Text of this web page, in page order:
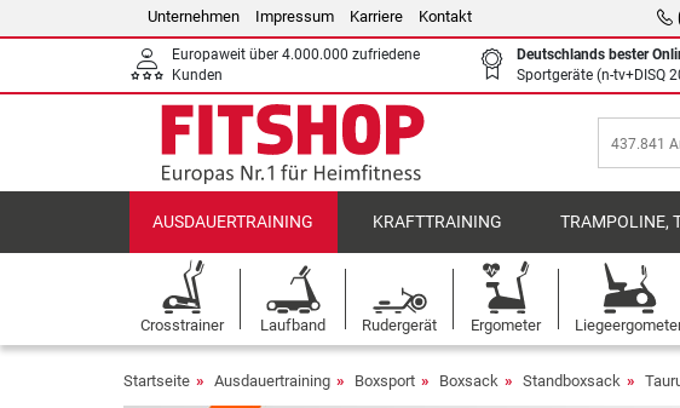
Unternehmen Impressum Karriere Kontakt
Europaweit über 4.000.000 zufriedene
Kunden
Deutschlands bester
Sportgeräte (n-tv+DISQ
AUSDAUERTRAINING KRAFTTRAINING TRAMPOLINE,
Crosstrainer Laufband Rudergerät Ergometer
Startseite Ausdauertraining Boxsport Boxsack Standboxsack